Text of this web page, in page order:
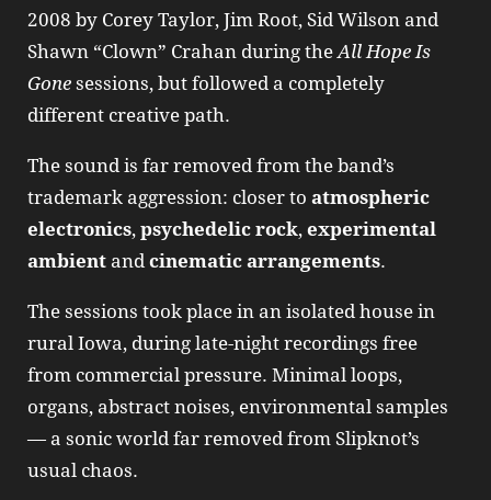
2008 by Corey Taylor, Jim Root, Sid Wilson and
Shawn “Clown” Crahan during the All Hope Is
Gone sessions, but followed a completely
different creative path.
The sound is far removed from the band’s
trademark aggression: closer to atmospheric
electronics, psychedelic rock, experimental
ambient and cinematic arrangements.
The sessions took place in an isolated house in
rural Iowa, during late‑night recordings free
from commercial pressure. Minimal loops,
organs, abstract noises, environmental samples
— a sonic world far removed from Slipknot’s
usual chaos.